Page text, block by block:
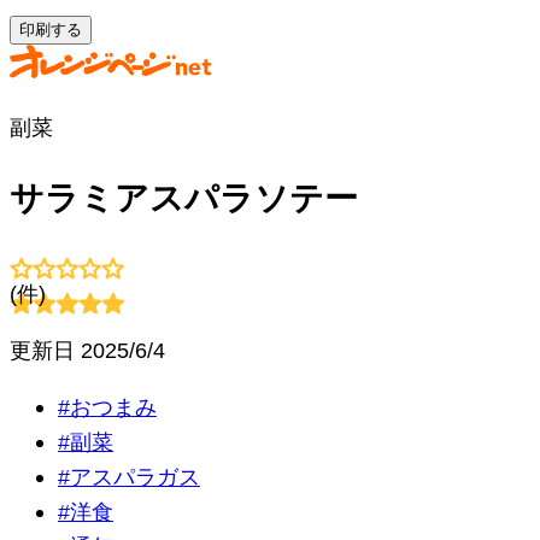
印刷する
副菜
サラミアスパラソテー
(件)
更新日 2025/6/4
#おつまみ
#副菜
#アスパラガス
#洋食